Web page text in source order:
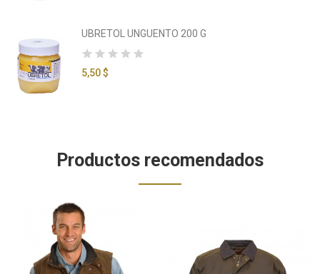
UBRETOL UNGUENTO 200 G
5,50 $
Productos recomendados